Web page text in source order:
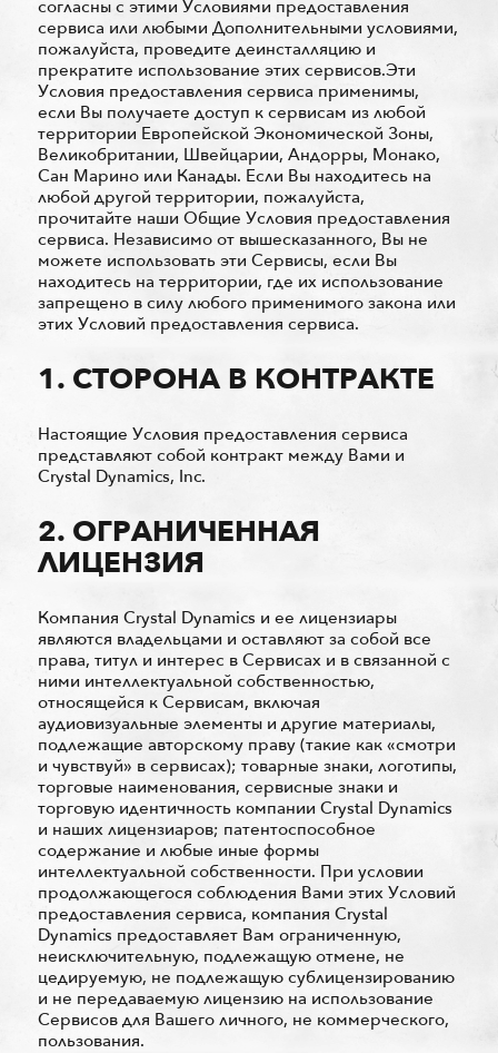
согласны с этими Условиями предоставления
сервиса или любыми Дополнительными условиями,
пожалуйста, проведите деинсталляцию и
прекратите использование этих сервисов.Эти
Условия предоставления сервиса применимы,
если Вы получаете доступ к сервисам из любой
территории Европейской Экономической Зоны,
Великобритании, Швейцарии, Андорры, Монако,
Сан Марино или Канады. Если Вы находитесь на
любой другой территории, пожалуйста,
прочитайте наши Общие Условия предоставления
сервиса. Независимо от вышесказанного, Вы не
можете использовать эти Сервисы, если Вы
находитесь на территории, где их использование
запрещено в силу любого применимого закона или
этих Условий предоставления сервиса.
1. СТОРОНА В КОНТРАКТЕ
Настоящие Условия предоставления сервиса
представляют собой контракт между Вами и
Crystal Dynamics, Inc.
2. ОГРАНИЧЕННАЯ
ЛИЦЕНЗИЯ
Компания Crystal Dynamics и ее лицензиары
являются владельцами и оставляют за собой все
права, титул и интерес в Сервисах и в связанной с
ними интеллектуальной собственностью,
относящейся к Сервисам, включая
аудиовизуальные элементы и другие материалы,
подлежащие авторскому праву (такие как «смотри
и чувствуй» в сервисах); товарные знаки, логотипы,
торговые наименования, сервисные знаки и
торговую идентичность компании Crystal Dynamics
и наших лицензиаров; патентоспособное
содержание и любые иные формы
интеллектуальной собственности. При условии
продолжающегося соблюдения Вами этих Условий
предоставления сервиса, компания Crystal
Dynamics предоставляет Вам ограниченную,
неисключительную, подлежащую отмене, не
цедируемую, не подлежащую сублицензированию
и не передаваемую лицензию на использование
Сервисов для Вашего личного, не коммерческого,
пользования.